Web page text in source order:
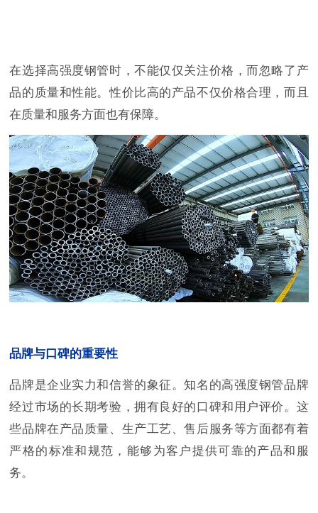
在选择高强度钢管时，不能仅仅关注价格，而忽略了产
品的质量和性能。性价比高的产品不仅价格合理，而且
在质量和服务方面也有保障。
品牌与口碑的重要性
品牌是企业实力和信誉的象征。知名的高强度钢管品牌
经过市场的长期考验，拥有良好的口碑和用户评价。这
些品牌在产品质量、生产工艺、售后服务等方面都有着
严格的标准和规范，能够为客户提供可靠的产品和服
务。